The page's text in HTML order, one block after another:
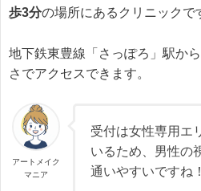
歩3分の場所にあるクリニックで
地下鉄東豊線「さっぽろ」駅か
さでアクセスできます。
アートメイク
マニア
受付は女性専用エ
いるため、男性の
通いやすいですね！